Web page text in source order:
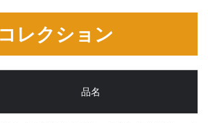
レクション
品名